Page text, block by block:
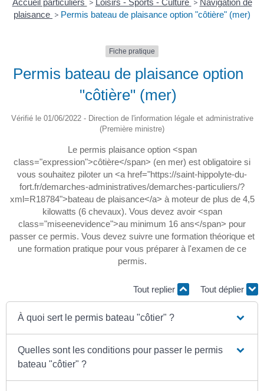
Accueil particuliers > Loisirs - Sports - Culture > Navigation de
plaisance > Permis bateau de plaisance option "côtière" (mer)
Fiche pratique
Permis bateau de plaisance option
"côtière" (mer)
Vérifié le 01/06/2022 - Direction de l'information légale et administrative
(Première ministre)
Le permis plaisance option <span
class="expression">côtière</span> (en mer) est obligatoire si
vous souhaitez piloter un <a href="https://saint-hippolyte-du-
fort.fr/demarches-administratives/demarches-particuliers/?
xml=R18784">bateau de plaisance</a> à moteur de plus de 4,5
kilowatts (6 chevaux). Vous devez avoir <span
class="miseenevidence">au minimum 16 ans</span> pour
passer ce permis. Vous devez suivre une formation théorique et
une formation pratique pour vous préparer à l'examen de ce
permis.
Tout replier Tout déplier
À quoi sert le permis bateau "côtier" ?
Quelles sont les conditions pour passer le permis
bateau "côtier" ?